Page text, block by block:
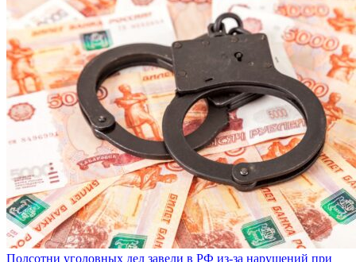
Полсотни уголовных дел завели в РФ из-за нарушений при